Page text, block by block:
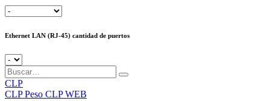
Ethernet LAN (RJ-45) cantidad de puertos
CLP
CLP Peso CLP WEB